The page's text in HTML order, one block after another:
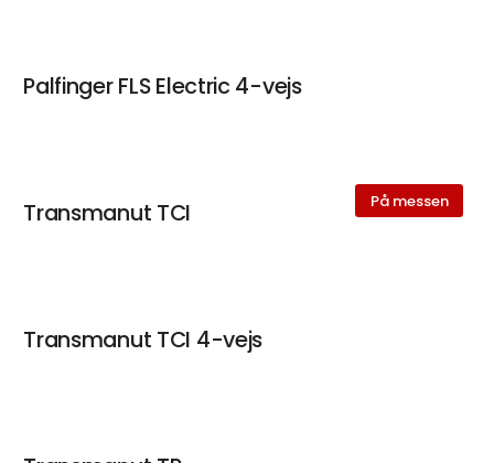
Palfinger FLS Electric 4-vejs
På messen
Transmanut TCI
Transmanut TCI 4-vejs